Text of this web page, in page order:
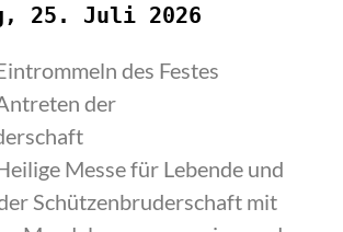
25. Juli 2026
des Festes
der
Messe für Lebende und
Schützenbruderschaft mit